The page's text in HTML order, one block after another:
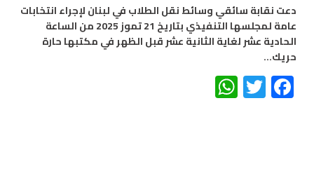
دعت نقابة سائقي وسائط نقل الطلاب في لبنان لإجراء انتخابات
عامة لمجلسها التنفيذي بتاريخ 21 تموز 2025 من الساعة
الحادية عشر لغاية الثانية عشر قبل الظهر في مكتبها حارة
حريك…
Facebook
Twitter